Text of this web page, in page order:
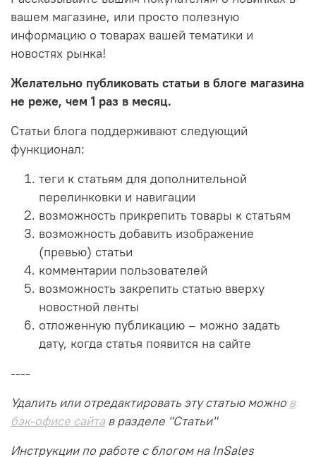
вашем магазине, или просто полезную
информацию о товарах вашей тематики и
новостях рынка!
Желательно публиковать статьи в блоге магазина
не реже, чем 1 раз в месяц.
Статьи блога поддерживают следующий
функционал:
теги к статьям для дополнительной
перелинковки и навигации
возможность прикрепить товары к статьям
возможность добавить изображение
(превью) статьи
комментарии пользователей
возможность закрепить статью вверху
новостной ленты
отложенную публикацию – можно задать
дату, когда статья появится на сайте
----
Удалить или отредактировать эту статью можно в
бэк-офисе сайта в разделе "Статьи"
Инструкции по работе с блогом на InSales